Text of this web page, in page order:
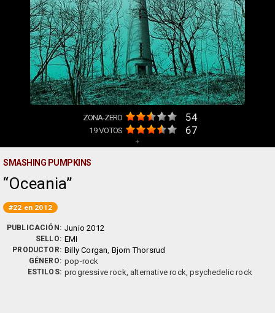
ZONA-ZERO 54
19VOTOS 67
+
SMASHING PUMPKINS
Oceania
#22 en 2012
PUBLICACIÓN: Junio 2012
SELLO: EMI
PRODUCTOR: Billy Corgan, Bjorn Thorsrud
GÉNERO: pop-rock
ESTILOS: progressive rock, alternative rock, psychedelic rock